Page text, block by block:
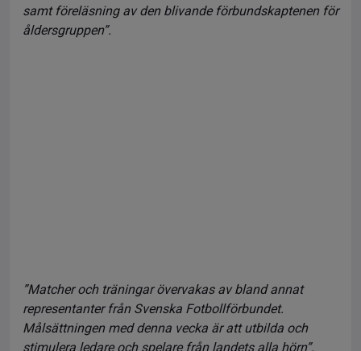
samt föreläsning av den blivande förbundskaptenen för
åldersgruppen”.
”Matcher och träningar övervakas av bland annat
representanter från Svenska Fotbollförbundet.
Målsättningen med denna vecka är att utbilda och
stimulera ledare och spelare från landets alla hörn”.